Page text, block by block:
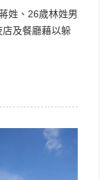
姓、26歲林姓男
及餐廳藉以躲